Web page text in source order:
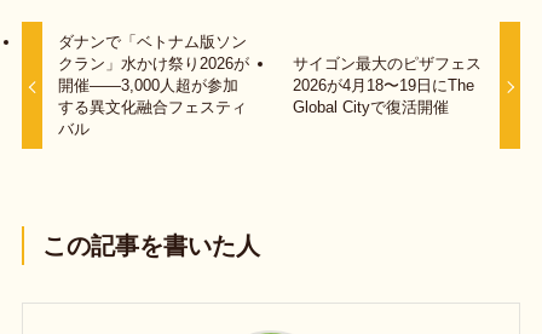
ダナンで「ベトナム版ソン
クラン」水かけ祭り2026が
開催——3,000人超が参加
する異文化融合フェスティ
バル
サイゴン最大のピザフェス
2026が4月18〜19日にThe
Global Cityで復活開催
この記事を書いた人